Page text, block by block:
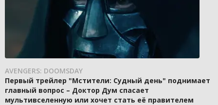
AVENGERS: DOOMSDAY
Первый трейлер "Мстители: Судный день" поднимает
главный вопрос – Доктор Дум спасает
мультивселенную или хочет стать её правителем